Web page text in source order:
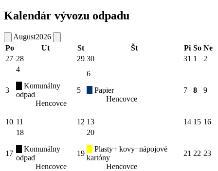
Kalendár vývozu odpadu
August2026
Po
Ut St Št Pi So Ne
27 28 29 30 31 1 2
3
4
Komunálny
odpad
Hencovce
5
6
Papier
Hencovce
7 8 9
10 11 12 13 14 15 16
17
18
Komunálny
odpad
Hencovce
19
20
Plasty+ kovy+nápojové
kartóny
Hencovce
21 22 23